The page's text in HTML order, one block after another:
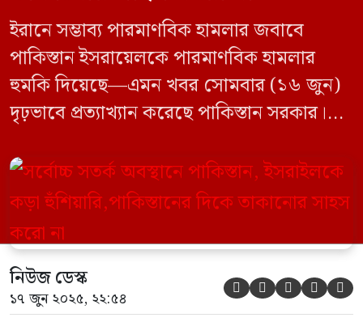
ইরানে সম্ভাব্য পারমাণবিক হামলার জবাবে
পাকিস্তান ইসরায়েলকে পারমাণবিক হামলার
হুমকি দিয়েছে—এমন খবর সোমবার (১৬ জুন)
দৃঢ়ভাবে প্রত্যাখ্যান করেছে পাকিস্তান সরকার।
তাকানোর সাহস না করার’ কঠোর বার্তা দিয়েছেন
দেশটির পররাষ্ট্রমন্ত্রী ও উপ-প্রধানমন্ত্রী ইসহাক
দার। মঙ্গলবার (১৭ জুন) পাকিস্তানি সংবাদমাধ্যম
দ্য এক্সপ্রেস ট্রিবিউন এক প্রতিবেদনে জানায়,
পাকিস্তানের সিনেটে দেয়া বক্তব্যে ইসহাক দার
[…]
নিউজ ডেস্ক
১৭ জুন ২০২৫, ২২:৫৪     